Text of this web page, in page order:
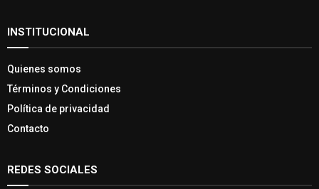
INSTITUCIONAL
Quienes somos
Términos y Condiciones
Política de privacidad
Contacto
REDES SOCIALES